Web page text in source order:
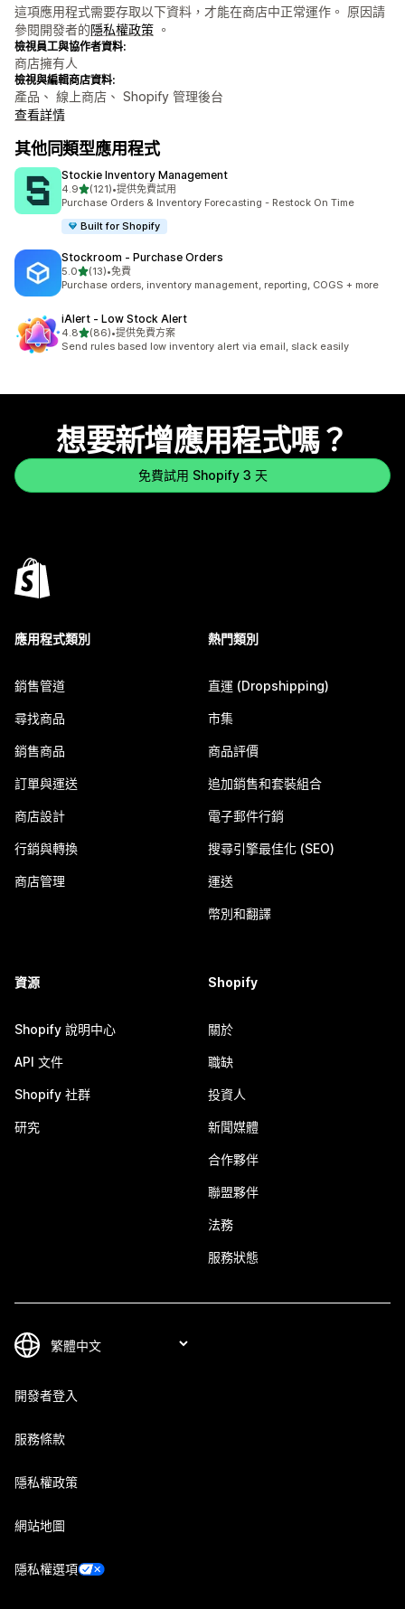
這項應用程式需要存取以下資料，才能在商店中正常運作。 原因請
參閱開發者的隱私權政策 。
檢視員工與協作者資料:
商店擁有人
檢視與編輯商店資料:
產品、 線上商店、 Shopify 管理後台
查看詳情
其他同類型應用程式
Stockie Inventory Management
4.9滿分 5 顆星
(121)
共有 121 則評價
•提供免費試用
Purchase Orders & Inventory Forecasting - Restock On Time
Built for Shopify
Stockroom ‑ Purchase Orders
5.0滿分 5 顆星
(13)
共有 13 則評價
•免費
Purchase orders, inventory management, reporting, COGS + more
iAlert ‑ Low Stock Alert
4.8滿分 5 顆星
(86)
共有 86 則評價
•提供免費方案
Send rules based low inventory alert via email, slack easily
想要新增應用程式嗎？
免費試用 Shopify 3 天
應用程式類別
銷售管道
尋找商品
銷售商品
訂單與運送
商店設計
行銷與轉換
商店管理
熱門類別
直運 (Dropshipping)
市集
商品評價
追加銷售和套裝組合
電子郵件行銷
搜尋引擎最佳化 (SEO)
運送
幣別和翻譯
資源
Shopify 說明中心
API 文件
Shopify 社群
研究
Shopify
關於
職缺
投資人
新聞媒體
合作夥伴
聯盟夥伴
法務
服務狀態
開發者登入
服務條款
隱私權政策
網站地圖
隱私權選項